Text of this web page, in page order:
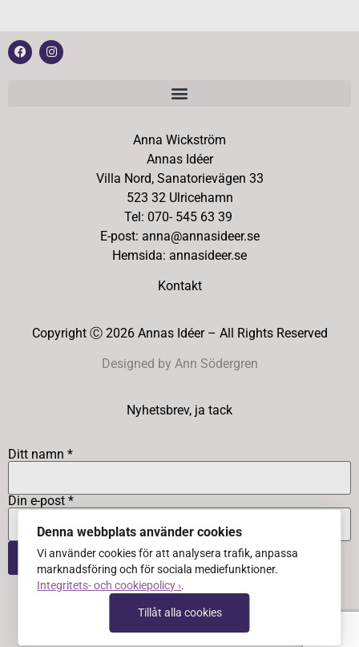
Anna Wickström
Annas Idéer
Villa Nord, Sanatorievägen 33
523 32 Ulricehamn
Tel: 070- 545 63 39
E-post: anna@annasideer.se
Hemsida: annasideer.se
Kontakt
Copyright Ⓒ 2026 Annas Idéer – All Rights Reserved
Designed by Ann Södergren
Nyhetsbrev, ja tack
Ditt namn *
Din e-post *
Denna webbplats använder cookies
Vi använder cookies för att analysera trafik, anpassa
marknadsföring och för sociala mediefunktioner.
Integritets- och cookiepolicy ›.
Tillåt alla cookies